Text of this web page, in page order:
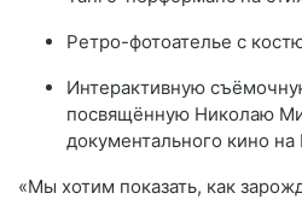
Ретро-фотоателье с
Интерактивную
посвящённую Николаю
документального кино
«Мы хотим показать, как